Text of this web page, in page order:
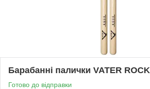
Барабанні палички VATER ROCK
Готово до відправки